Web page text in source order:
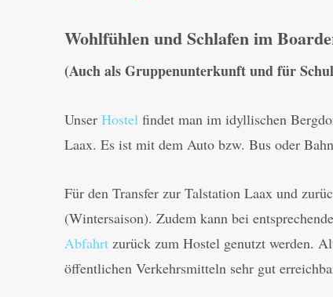
Wohlfühlen und Schlafen im
(Auch als Gruppenunterkunft und für
Unser Hostel findet man im idyllischen
Laax. Es ist mit dem Auto bzw. Bus oder
Für den Transfer zur Talstation Laax und
(Wintersaison). Zudem kann bei
Abfahrt zurück zum Hostel genutzt werden.
öffentlichen Verkehrsmitteln sehr gut